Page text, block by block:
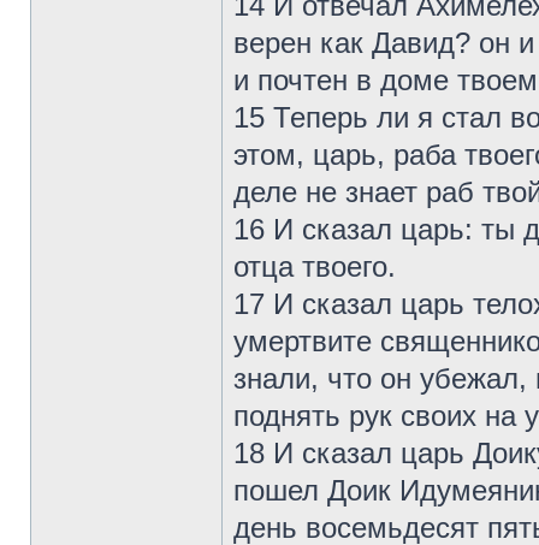
верен как Давид? он
и почтен в доме
15 Теперь ли я стал
этом, царь, раба
деле не знает раб
16 И сказал царь: ты
отца твоего.
17 И сказал царь
умертвите
знали, что он убежал,
поднять рук своих на
18 И сказал царь
пошел Доик
день восемьдесят